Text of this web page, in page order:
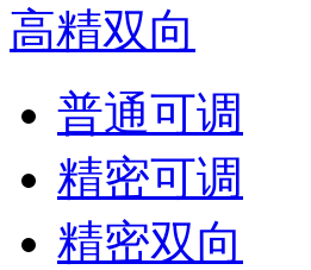
高精双向
普通可调
精密可调
精密双向